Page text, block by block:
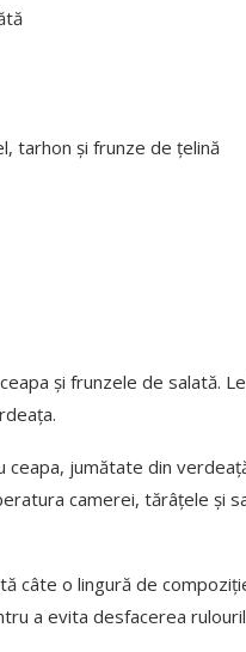
tarhon și frunze de țelină
și frunzele de salată.
ceapa, jumătate din
camerei, tărâțele și
câte o lingură de
a evita desfacerea